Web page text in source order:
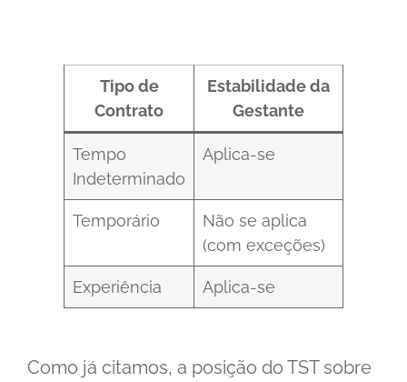
Tipo de
Contrato
Estabilidade da
Gestante
Tempo
Indeterminado
Aplica-se
Temporário
Não se aplica
(com exceções)
Experiência Aplica-se
Como já citamos, a posição do TST sobre